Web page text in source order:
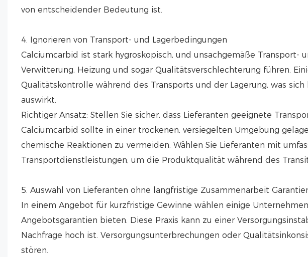
von entscheidender Bedeutung ist.
4. Ignorieren von Transport- und Lagerbedingungen
Calciumcarbid ist stark hygroskopisch, und unsachgemäße Transport-
Verwitterung, Heizung und sogar Qualitätsverschlechterung führen.
Qualitätskontrolle während des Transports und der Lagerung, was
auswirkt.
Richtiger Ansatz: Stellen Sie sicher, dass Lieferanten geeignete
Calciumcarbid sollte in einer trockenen, versiegelten Umgebung
chemische Reaktionen zu vermeiden. Wählen Sie Lieferanten mit
Transportdienstleistungen, um die Produktqualität während des
5. Auswahl von Lieferanten ohne langfristige Zusammenarbeit
In einem Angebot für kurzfristige Gewinne wählen einige
Angebotsgarantien bieten. Diese Praxis kann zu einer
Nachfrage hoch ist. Versorgungsunterbrechungen oder
stören.